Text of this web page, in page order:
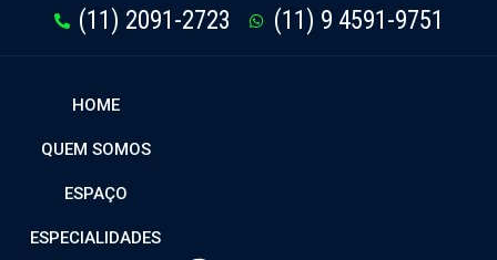
(11) 2091-2723 (11) 9 4591-9751
HOME
QUEM SOMOS
ESPAÇO
ESPECIALIDADES